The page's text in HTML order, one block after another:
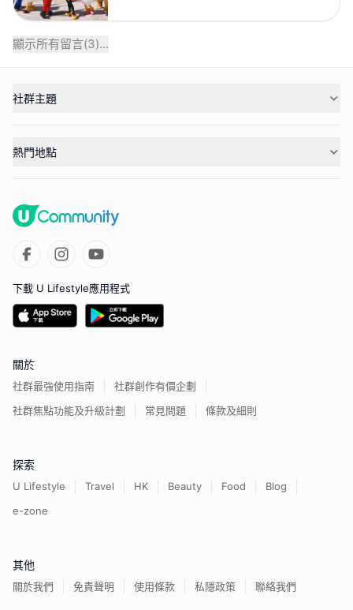
顯示所有留言(3)...
社群主題
熱門地點
下載 U Lifestyle應用程式
關於
社群最強使用指南
社群創作有價企劃
社群焦點功能及升級計劃
常見問題 條款及細則
探索
U Lifestyle Travel HK Beauty Food
Blog
e-zone
其他
關於我們 免責聲明 使用條款 私隱政策 聯絡我們